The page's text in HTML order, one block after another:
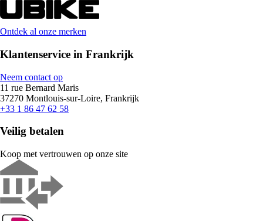
Ontdek al onze merken
Klantenservice in Frankrijk
Neem contact op
11 rue Bernard Maris
37270 Montlouis-sur-Loire, Frankrijk
+33 1 86 47 62 58
Veilig betalen
Koop met vertrouwen op onze site